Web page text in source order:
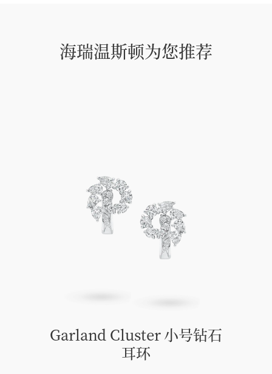
海瑞温斯顿为您推荐
Garland Cluster 小号钻石
耳环